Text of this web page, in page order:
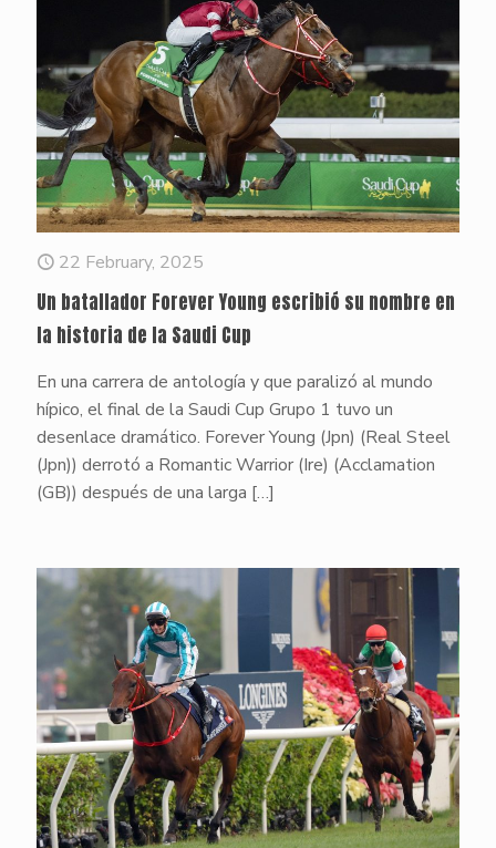
22 February, 2025
Un batallador Forever Young escribió su nombre en
la historia de la Saudi Cup
En una carrera de antología y que paralizó al mundo
hípico, el final de la Saudi Cup Grupo 1 tuvo un
desenlace dramático. Forever Young (Jpn) (Real Steel
(Jpn)) derrotó a Romantic Warrior (Ire) (Acclamation
(GB)) después de una larga […]